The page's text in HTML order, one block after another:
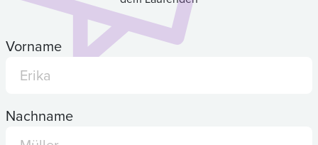
Vorname
Nachname